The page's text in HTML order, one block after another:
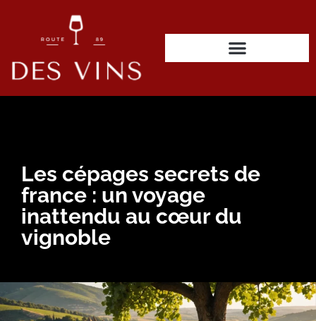
Les cépages secrets de
france : un voyage
inattendu au cœur du
vignoble